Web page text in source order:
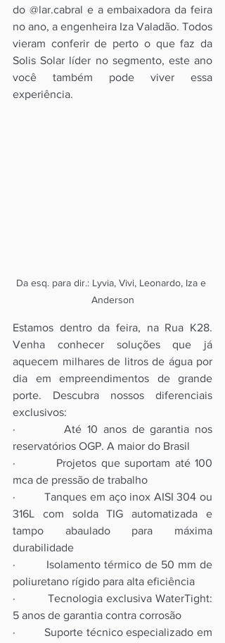
do @lar.cabral e a embaixadora da feira
no ano, a engenheira Iza Valadão. Todos
vieram conferir de perto o que faz da
Solis Solar líder no segmento, este ano
você também pode viver essa
experiência.
Da esq. para dir.: Lyvia, Vivi, Leonardo, Iza e
Anderson
Estamos dentro da feira, na Rua K28.
Venha conhecer soluções que já
aquecem milhares de litros de água por
dia em empreendimentos de grande
porte. Descubra nossos diferenciais
exclusivos:
·         Até 10 anos de garantia nos
reservatórios OGP. A maior do Brasil
·         Projetos que suportam até 100
mca de pressão de trabalho
·         Tanques em aço inox AISI 304 ou
316L com solda TIG automatizada e
tampo abaulado para máxima
durabilidade
·         Isolamento térmico de 50 mm de
poliuretano rígido para alta eficiência
·         Tecnologia exclusiva WaterTight:
5 anos de garantia contra corrosão
·         Suporte técnico especializado em